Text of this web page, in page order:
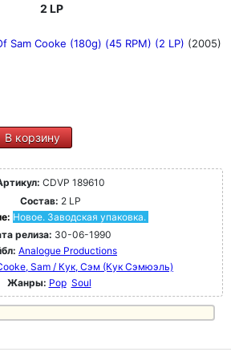
2 LP
Sam Cooke (180g) (45 RPM) (2 LP) (2005)
В корзину
CDVP 189610
Состав: 2 LP
Новое. Заводская упаковка.
релиза: 30-06-1990
Analogue Productions
Sam / Кук, Сэм (Кук Сэмюэль)
Жанры: Pop Soul